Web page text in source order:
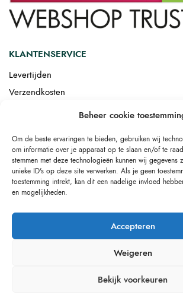
Beheer cookie
Om de beste ervaringen te bieden, gebruiken wij
om informatie over je apparaat op te slaan en/of te
stemmen met deze technologieën kunnen wij gegevens
unieke ID's op deze site verwerken. Als je geen
toestemming intrekt, kan dit een nadelige invloed
en mogelijkheden.
Accepteren
Weigeren
Bekijk voorkeuren
KLANTENSERVICE
Levertijden
Verzendkosten
Afgemonteerd laten bezorgen
Drop-shipping
Link building